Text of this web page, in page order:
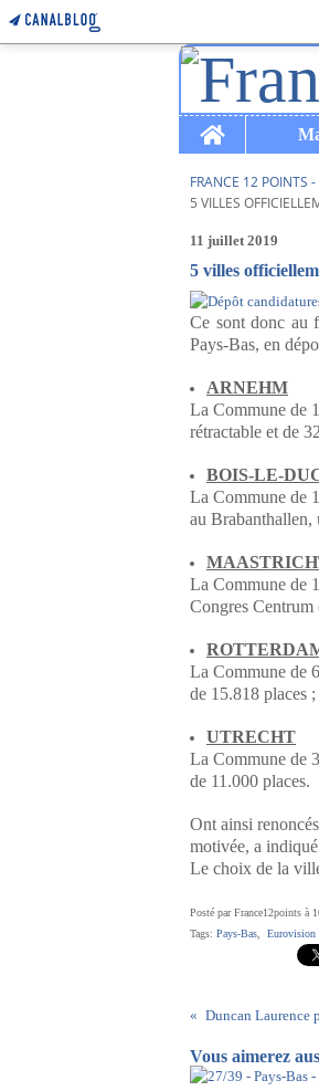
Home
FRANCE 12 POINTS
5 VILLES
11 juillet 2019
5 villes
Ce sont donc au
Pays-Bas, en
ARNEHM
La Commune de
rétractable et de
BOIS-LE-
La Commune de
au Brabanthallen,
La Commune de
Congres
La Commune de
de 15.818 places
UTRECHT
La Commune de
de 11.000 places.
Ont ainsi
motivée, a
Le choix de la
Posté par France12points à
Tags: Pays-Bas Eurovision
Vous aimerez